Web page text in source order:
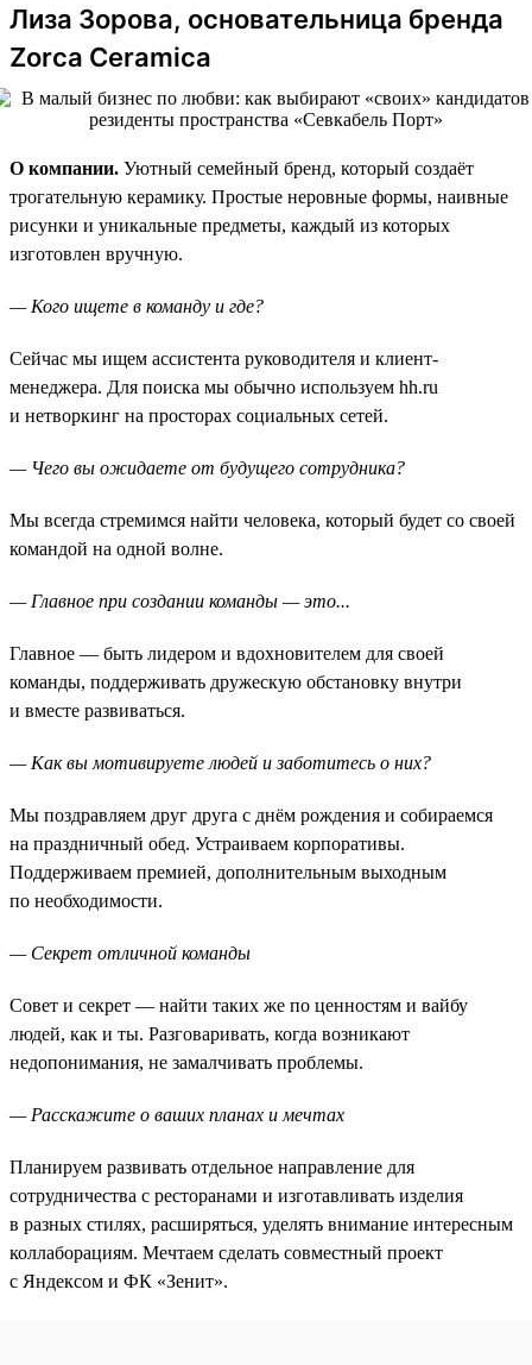
Лиза Зорова, основательница бренда
Zorca Ceramica
О компании. Уютный семейный бренд, который создаёт
трогательную керамику. Простые неровные формы, наивные
рисунки и уникальные предметы, каждый из которых
изготовлен вручную.
— Кого ищете в команду и где?
Сейчас мы ищем ассистента руководителя и клиент-
менеджера. Для поиска мы обычно используем hh.ru
и нетворкинг на просторах социальных сетей.
— Чего вы ожидаете от будущего сотрудника?
Мы всегда стремимся найти человека, который будет со своей
командой на одной волне.
— Главное при создании команды — это...
Главное — быть лидером и вдохновителем для своей
команды, поддерживать дружескую обстановку внутри
и вместе развиваться.
— Как вы мотивируете людей и заботитесь о них?
Мы поздравляем друг друга с днём рождения и собираемся
на праздничный обед. Устраиваем корпоративы.
Поддерживаем премией, дополнительным выходным
по необходимости.
— Секрет отличной команды
Совет и секрет — найти таких же по ценностям и вайбу
людей, как и ты. Разговаривать, когда возникают
недопонимания, не замалчивать проблемы.
— Расскажите о ваших планах и мечтах
Планируем развивать отдельное направление для
сотрудничества с ресторанами и изготавливать изделия
в разных стилях, расширяться, уделять внимание интересным
коллаборациям. Мечтаем сделать совместный проект
с Яндексом и ФК «Зенит».